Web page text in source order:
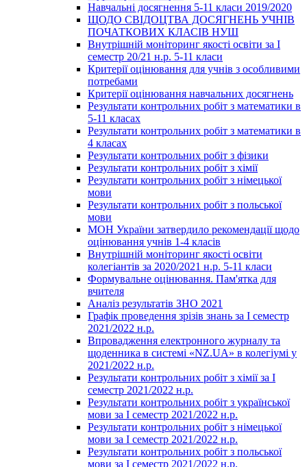
Навчальні досягнення 5-11 класи 2019/2020
ЩОДО СВІДОЦТВА ДОСЯГНЕНЬ УЧНІВ
ПОЧАТКОВИХ КЛАСІВ НУШ
Внутрішній моніторинг якості освіти за І
семестр 20/21 н.р. 5-11 класи
Критерії оцінювання для учнів з особливими
потребами
Критерії оцінювання навчальних досягнень
Результати контрольних робіт з математики в
5-11 класах
Результати контрольних робіт з математики в
4 класах
Результати контрольних робіт з фізики
Результати контрольних робіт з хімії
Результати контрольних робіт з німецької
мови
Результати контрольних робіт з польської
мови
МОН України затвердило рекомендації щодо
оцінювання учнів 1-4 класів
Внутрішній моніторинг якості освіти
колегіантів за 2020/2021 н.р. 5-11 класи
Формувальне оцінювання. Пам'ятка для
вчителя
Аналіз результатів ЗНО 2021
Графік проведення зрізів знань за І семестр
2021/2022 н.р.
Впровадження електронного журналу та
щоденника в системі «NZ.UA» в колегіумі у
2021/2022 н.р.
Результати контрольних робіт з хімії за І
семестр 2021/2022 н.р.
Результати контрольних робіт з української
мови за І семестр 2021/2022 н.р.
Результати контрольних робіт з німецької
мови за І семестр 2021/2022 н.р.
Результати контрольних робіт з польської
мови за І семестр 2021/2022 н.р.